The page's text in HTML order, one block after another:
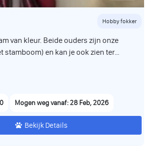
Hobby fokker
ouders zijn onze
stamboom) en kan je ook zien ter
van het dagelijkse leven gewoon.
gezond, werd gecontroleerd door de
gevaccineerd volgens leeftijd. Hij
en verantwoordelijke familie
leven zal geven. Stuur gerust een
Mogen weg vanaf: 28 Feb, 2026
Bekijk Details